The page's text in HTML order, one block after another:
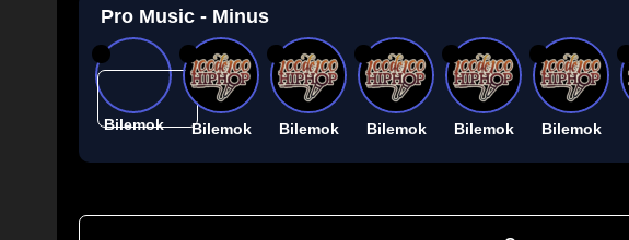
Pro Music - Minus
Bilemok Bilemok Bilemok Bilemok Bilemok Bilemok